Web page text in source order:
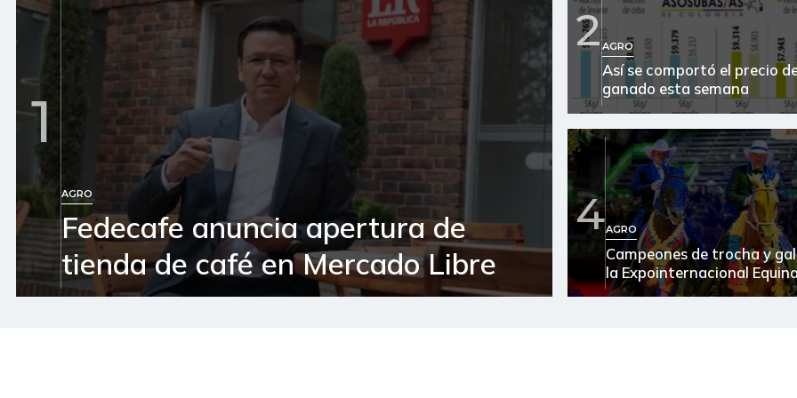
Arroz blanco en bulto
Arroz de primera
Arroz de segunda
Arroz excelso
Arveja verde seca
Atún en lata
Avena en hojuelas
1
AGRO
Fedecafe anuncia apertura de
tienda de café en Mercado Libre
2AGRO
Así se comportó el precio
ganado esta semana
4AGRO
Campeones de trocha y
la Expointernacional